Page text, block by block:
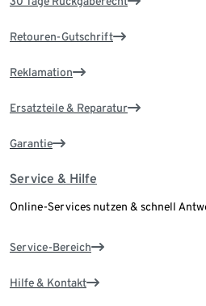
Retouren-Gutschrift
Reklamation
Ersatzteile & Reparatur
Garantie
Service & Hilfe
Online-Services nutzen & schnell
Service-Bereich
Hilfe & Kontakt